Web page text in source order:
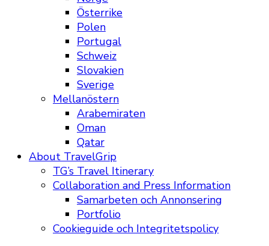
Österrike
Polen
Portugal
Schweiz
Slovakien
Sverige
Mellanöstern
Arabemiraten
Oman
Qatar
About TravelGrip
TG’s Travel Itinerary
Collaboration and Press Information
Samarbeten och Annonsering
Portfolio
Cookieguide och Integritetspolicy